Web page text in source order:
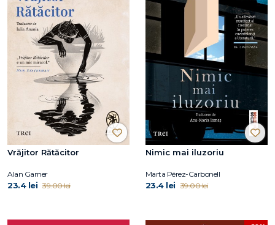
Vrăjitor Rătăcitor
Alan Garner
23.4 lei 39.00 lei
Nimic mai iluzoriu
Marta Pérez-Carbonell
23.4 lei 39.00 lei